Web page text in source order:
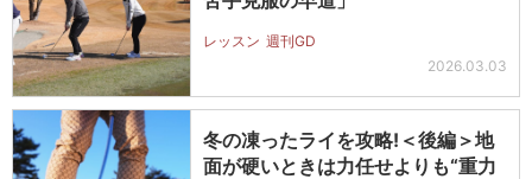
レッスン 週刊GD
2026.03.03
冬の凍ったライを攻略!＜後編＞地
面が硬いときは力任せよりも“重力